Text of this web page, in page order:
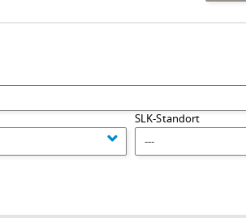
SLK-Standort
---